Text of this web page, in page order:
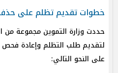
خطوات تقديم تظلم على حذف
حددت وزارة التموين مجموعة من
لتقديم طلب التظلم وإعادة فحص
على النحو التالي: